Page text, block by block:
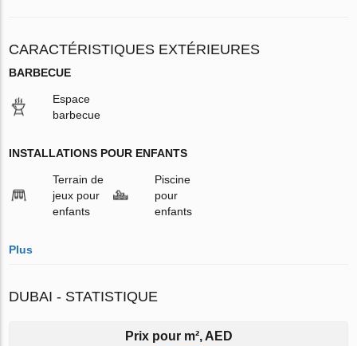
CARACTÉRISTIQUES EXTÉRIEURES
BARBECUE
Espace
barbecue
INSTALLATIONS POUR ENFANTS
Terrain de
jeux pour
enfants
Piscine
pour
enfants
Plus
DUBAI - STATISTIQUE
Prix pour m², AED